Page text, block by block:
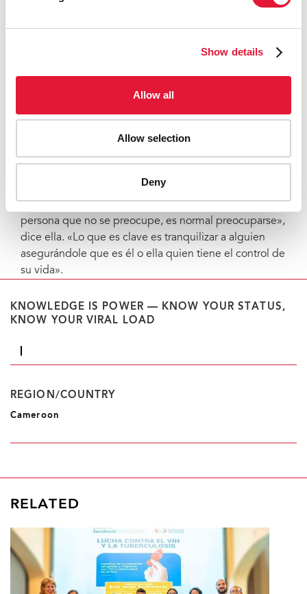
Show details
Allow all
Allow selection
Deny
solo nutricionalmente, sino también social y
Dos décadas más tarde, considera que el estigma
relacionado con el VIH se ha reducido en Camerún. El
hace muchos años, cuando él tuvo que pagarse todo.
Afirma que para él, sin duda, conocer tu estado
serológico es fundamental.
Su mujer está de acuerdo. «No hay que decirle a una
persona que no se preocupe, es normal preocuparse»,
dice ella. «Lo que es clave es tranquilizar a alguien
asegurándole que es él o ella quien tiene el control de
su vida».
KNOWLEDGE IS POWER — KNOW YOUR STATUS,
KNOW YOUR VIRAL LOAD
REGION/COUNTRY
Cameroon
RELATED